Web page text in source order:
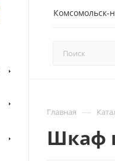
Комсомольск-
Главная —
Шкаф